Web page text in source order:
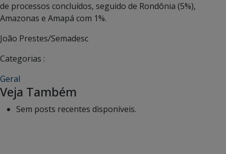
de processos concluídos, seguido de Rondônia (5%),
Amazonas e Amapá com 1%.
João Prestes/Semadesc
Categorias :
Geral
Veja Também
Sem posts recentes disponíveis.